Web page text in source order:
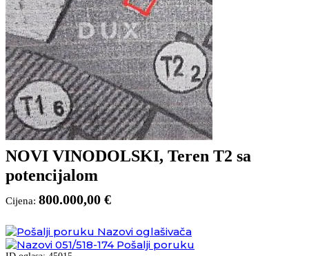
NOVI VINODOLSKI, Teren T2 sa
potencijalom
Cijena: 800.000,00 €
Nazovi oglašivača
051/518-174 Pošalji poruku